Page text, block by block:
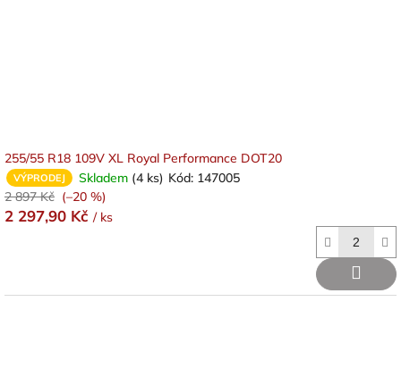
255/55 R18 109V XL Royal Performance DOT20
VÝPRODEJ Skladem (4 ks) Kód: 147005
2 897 Kč (–20 %)
2 297,90 Kč / ks